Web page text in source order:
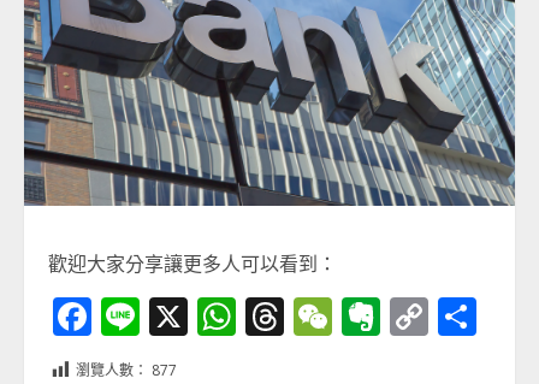
歡迎大家分享讓更多人可以看到：
Facebook
Line
X WhatsApp
Threads
WeChat
Evernote
Copy
瀏覽人數： 877